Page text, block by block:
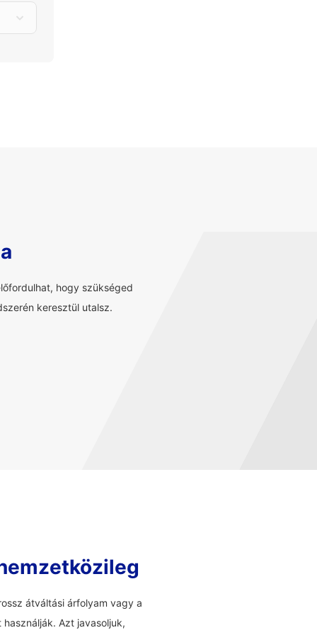
hogy szükséged
keresztül utalsz.
átváltási árfolyam vagy a
Azt javasoljuk,